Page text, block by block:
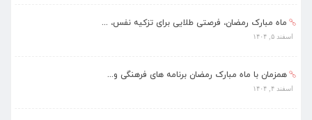
همزمان با ماه مبارک رمضان برنامه های فرهنگی و...
اسفند ۴, ۱۴۰۴
بهره‌مندی ۳۶۸ فراگیر از برنامه‌های طرح تابستا...
مرداد ۱۰, ۱۴۰۵